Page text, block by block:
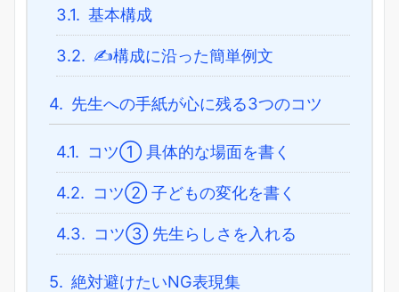
3.1. 基本構成
3.2. ✍️構成に沿った簡単例文
4. 先生への手紙が心に残る3つのコツ
4.1. コツ① 具体的な場面を書く
4.2. コツ② 子どもの変化を書く
4.3. コツ③ 先生らしさを入れる
5. 絶対避けたいNG表現集